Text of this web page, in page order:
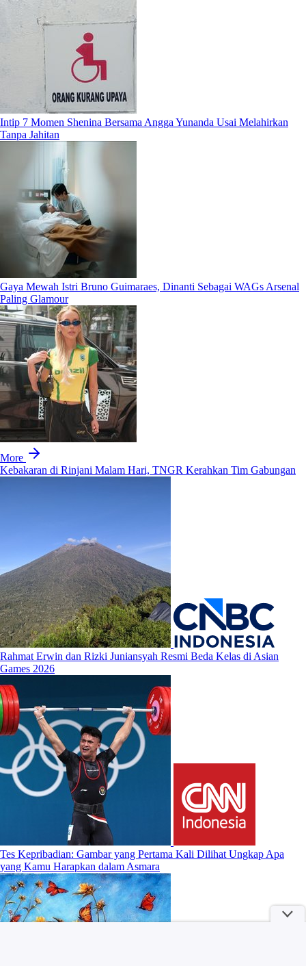
Intip 7 Momen Shenina Bersama Angga Yunanda Usai Melahirkan
Tanpa Jahitan
Gaya Mewah Istri Bruno Guimaraes, Dinanti Sebagai WAGs Arsenal
Paling Glamour
More
Kebakaran di Rinjani Malam Hari, TNGR Kerahkan Tim Gabungan
Rahmat Erwin dan Rizki Juniansyah Resmi Beda Kelas di Asian
Games 2026
Tes Kepribadian: Gambar yang Pertama Kali Dilihat Ungkap Apa
yang Kamu Harapkan dalam Asmara